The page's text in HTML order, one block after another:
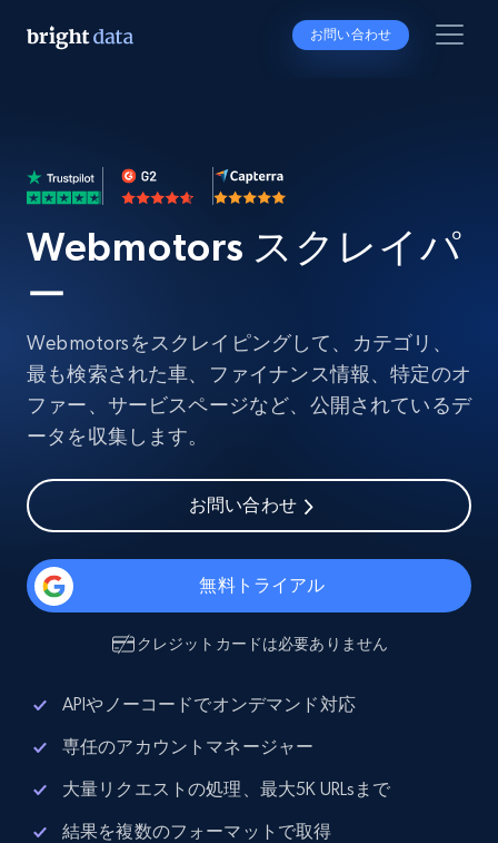
お問い合わせ
Webmotors スクレイパ
ー
Webmotorsをスクレイピングして、カテゴリ、
最も検索された車、ファイナンス情報、特定のオ
ファー、サービスページなど、公開されているデ
ータを収集します。
お問い合わせ
無料トライアル
クレジットカードは必要ありません
APIやノーコードでオンデマンド対応
専任のアカウントマネージャー
大量リクエストの処理、最大5K URLsまで
結果を複数のフォーマットで取得